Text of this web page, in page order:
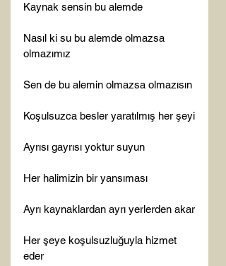
Kaynak sensin bu alemde
Nasıl ki su bu alemde olmazsa
olmazımız
Sen de bu alemin olmazsa olmazısın
Koşulsuzca besler yaratılmış her şeyi
Ayrısı gayrısı yoktur suyun
Her halimizin bir yansıması
Ayrı kaynaklardan ayrı yerlerden akar
Her şeye koşulsuzluğuyla hizmet
eder